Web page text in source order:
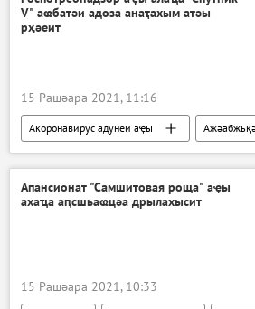
V" аҩбатәи адоза анаҭахым атәы
рҳәеит
15 Рашәара 2021, 11:16
Акоронавирус адунеи аҿы
Апансионат "Самшитовая роща" аҿы
ахаҵа аԥсшьаҩцәа дрылахысит
15 Рашәара 2021, 10:33